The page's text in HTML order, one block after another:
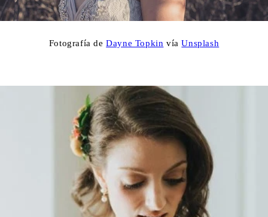
Fotografía deDayne Topkin víaUnsplash